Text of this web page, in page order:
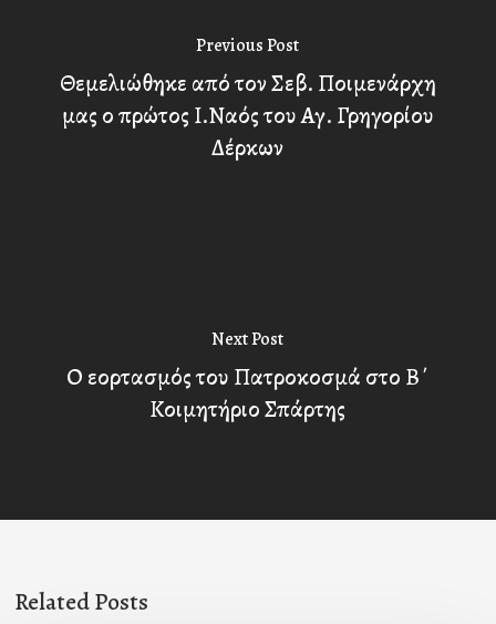
Previous Post
Θεμελιώθηκε από τον Σεβ. Ποιμενάρχη
μας ο πρώτος Ι.Ναός του Αγ. Γρηγορίου
Δέρκων
Next Post
Ο εορτασμός του Πατροκοσμά στο Β΄
Κοιμητήριο Σπάρτης
Related Posts